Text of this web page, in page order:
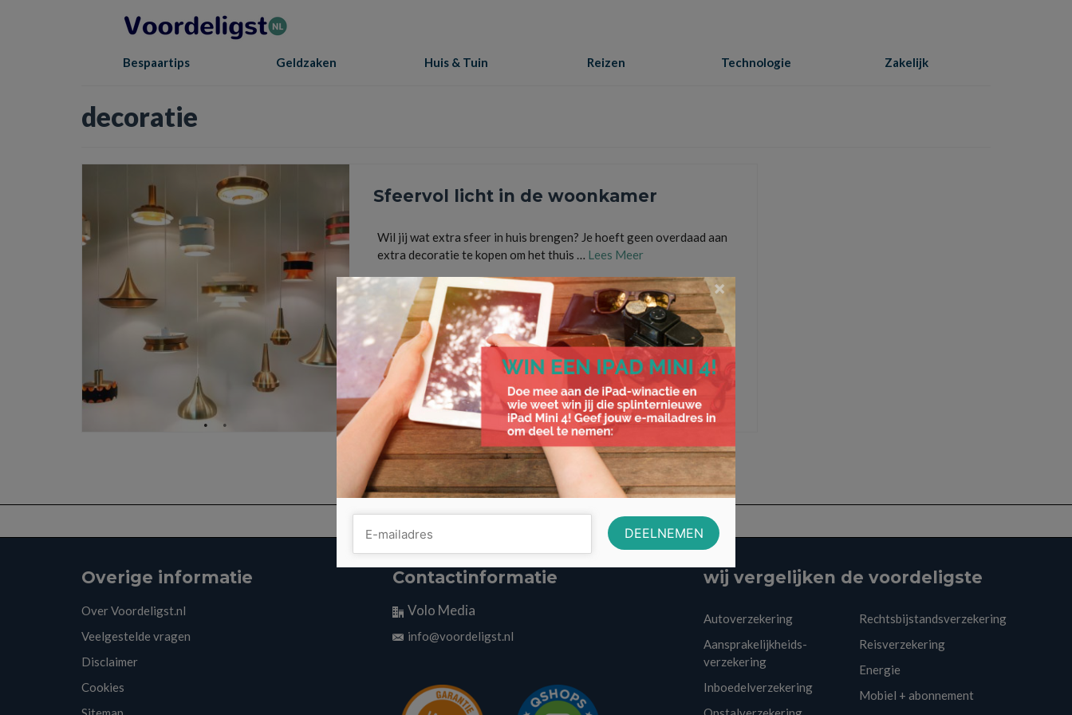
Bespaartips Geldzaken Huis & Tuin Reizen Technologie Zakelijk
decoratie
Sfeervol licht in de woonkamer
Wil jij wat extra sfeer in huis brengen? Je hoeft geen overdaad aan
extra decoratie te kopen om het thuis … Lees Meer
bureaulamp decoratie directlampen,plafondlamp Sfeervol licht,tafellamp,verlichting,vloerlamp
wandlamp
woonkamer
Overige informatie
Over Voordeligst.nl
Veelgestelde vragen
Disclaimer
Cookies
Contactinformatie
Volo Media
info@voordeligst.nl
wij vergelijken de voordeligste
Autoverzekering
Aansprakelijkheids-
verzekering
Inboedelverzekering
Rechtsbijstandsverzekering
Reisverzekering
Energie
Mobiel + abonnement
×